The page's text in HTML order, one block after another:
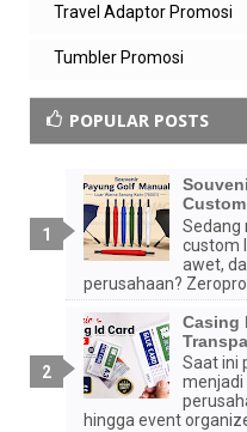
Travel Adaptor Promosi
Tumbler Promosi
POPULAR POSTS
Sedang
custom
awet,
perusahaan?
Casing
Saat ini
menjadi
hingga event